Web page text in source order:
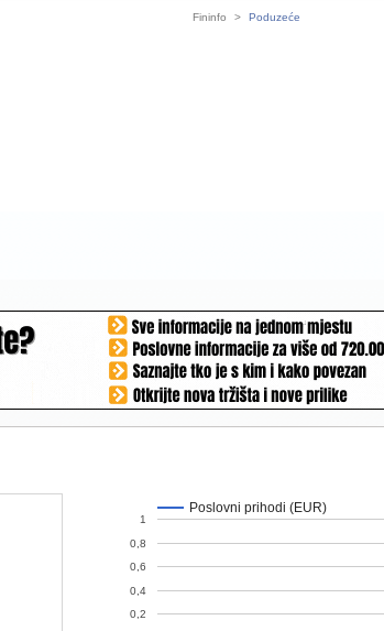
Fininfo > Poduzeće
Poslovni prihodi (EUR)
0,2
0,4
0,6
0,8
1